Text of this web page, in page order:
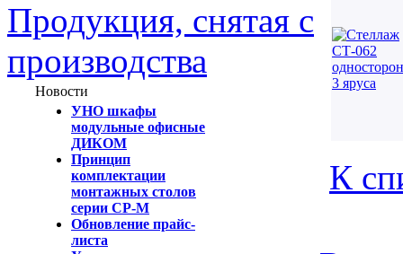
Продукция, снятая с
производства
Новости
УНО шкафы
модульные офисные
ДИКОМ
Принцип
комплектации
монтажных столов
серии СР-М
Обновление прайс-
листа
К